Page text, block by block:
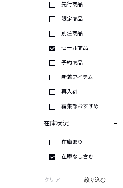
先行商品
限定商品
別注商品
セール商品
予約商品
新着アイテム
再入荷
編集部おすすめ
在庫状況
在庫あり
在庫なし含む
クリア 絞り込む